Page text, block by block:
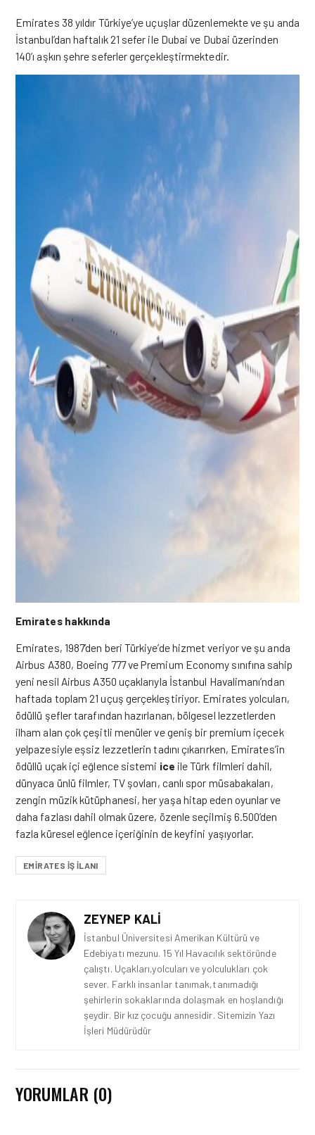
Emirates 38 yıldır Türkiye’ye uçuşlar düzenlemekte ve şu anda
İstanbul’dan haftalık 21 sefer ile Dubai ve Dubai üzerinden
140’ı aşkın şehre seferler gerçekleştirmektedir.
Emirates hakkında
Emirates, 1987’den beri Türkiye’de hizmet veriyor ve şu anda
Airbus A380, Boeing 777 ve Premium Economy sınıfına sahip
yeni nesil Airbus A350 uçaklarıyla İstanbul Havalimanı’ndan
haftada toplam 21 uçuş gerçekleştiriyor. Emirates yolcuları,
ödüllü şefler tarafından hazırlanan, bölgesel lezzetlerden
ilham alan çok çeşitli menüler ve geniş bir premium içecek
yelpazesiyle eşsiz lezzetlerin tadını çıkarırken, Emirates’in
ödüllü uçak içi eğlence sistemi ice ile Türk filmleri dahil,
dünyaca ünlü filmler, TV şovları, canlı spor müsabakaları,
zengin müzik kütüphanesi, her yaşa hitap eden oyunlar ve
daha fazlası dahil olmak üzere, özenle seçilmiş 6.500’den
fazla küresel eğlence içeriğinin dekeyfini yaşıyorlar.
EMIRATES IŞ ILANI
ZEYNEP KALI
İstanbul Üniversitesi Amerikan Kültürü ve
Edebiyatı mezunu. 15 Yıl Havacılık sektöründe
çalıştı. Uçakları,yolcuları ve yolculukları çok
sever. Farklı insanlar tanımak,tanımadığı
şehirlerin sokaklarında dolaşmak en hoşlandığı
şeydir. Bir kız çocuğu annesidir. Sitemizin Yazı
İşleri Müdürüdür
YORUMLAR (0)